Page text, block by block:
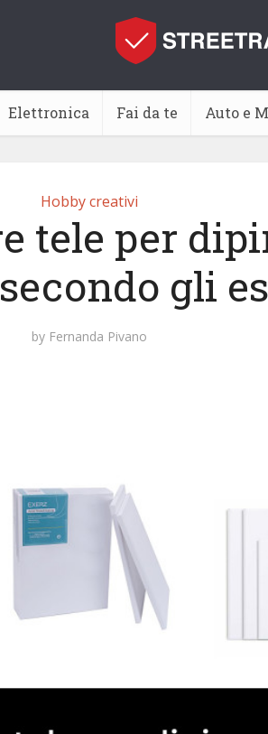
Elettronica Fai da te Auto e
Hobby creativi
tele per
gli
by Fernanda Pivano